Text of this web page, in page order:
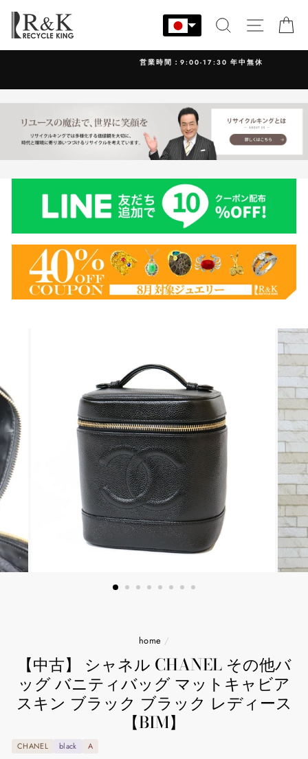
ン
す
検索 サイト
営業時間：9:00-17:30 年中無休
home /
【中古】 シャネル CHANEL その他バ
ッグ バニティバッグ マットキャビア
スキン ブラック ブラック レディース
【BIM】
CHANEL black A